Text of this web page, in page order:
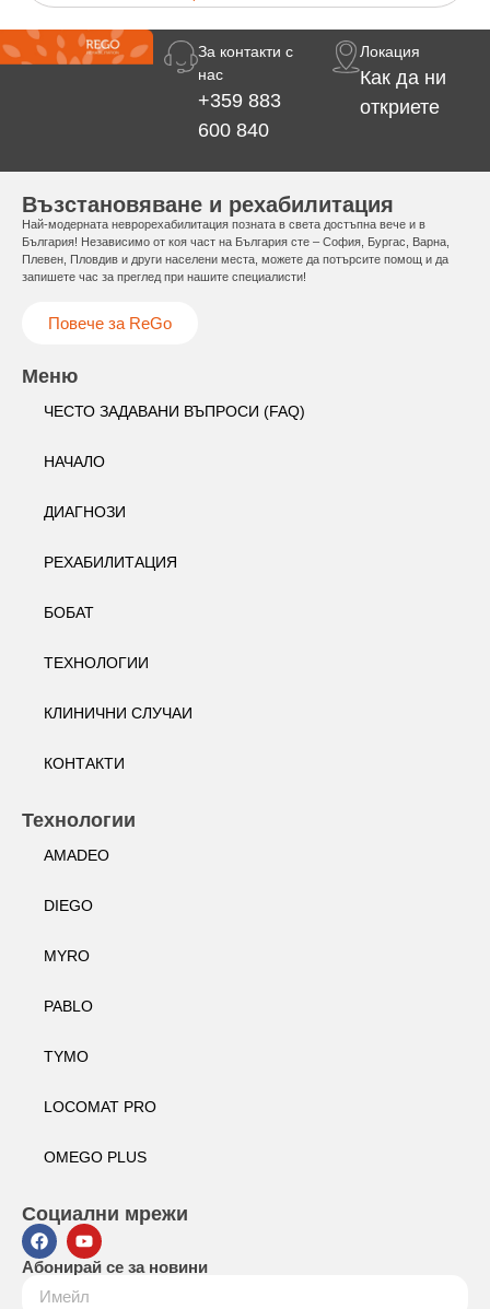
За контакти с
нас
+359 883
600 840
Локация
Как да ни
откриете
Възстановяване и рехабилитация
Най-модерната неврорехабилитация позната в света достъпна вече и в
България! Независимо от коя част на България сте – София, Бургас, Варна,
Плевен, Пловдив и други населени места, можете да потърсите помощ и да
запишете час за преглед при нашите специалисти!
Повече за ReGo
Меню
ЧЕСТО ЗАДАВАНИ ВЪПРОСИ (FAQ)
НАЧАЛО
ДИАГНОЗИ
РЕХАБИЛИТАЦИЯ
БОБАТ
ТЕХНОЛОГИИ
КЛИНИЧНИ СЛУЧАИ
КОНТАКТИ
Технологии
AMADEO
DIEGO
MYRO
PABLO
TYMO
LOCOMAT PRO
OMEGO PLUS
Социални мрежи
Абонирай се за новини